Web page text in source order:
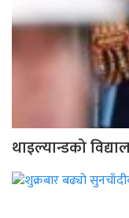
थाइल्यान्डको